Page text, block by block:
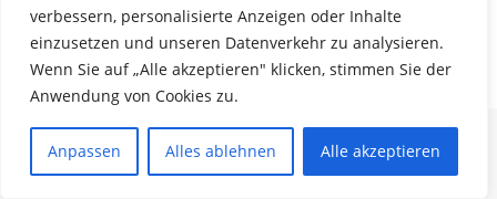
verbessern, personalisierte Anzeigen oder Inhalte
einzusetzen und unseren Datenverkehr zu analysieren.
Wenn Sie auf „Alle akzeptieren" klicken, stimmen Sie der
Anwendung von Cookies zu.
Anpassen Alles ablehnen Alle akzeptieren
vorbehalten. Unos Magazine Black | Developed
By WpHoot. Powered by
WordPress.